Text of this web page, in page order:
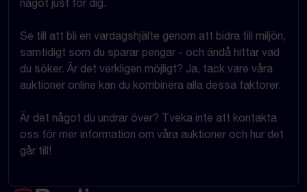
något just för dig.
Se till att bli en vardagshjälte genom att bidra till miljön,
samtidigt som du sparar pengar - och ändå hittar vad
du söker. Är det verkligen möjligt? Ja, tack vare våra
auktioner online kan du kombinera alla dessa faktorer.
Är det något du undrar över? Tveka inte att kontakta
oss för mer information om våra auktioner och hur det
går till!